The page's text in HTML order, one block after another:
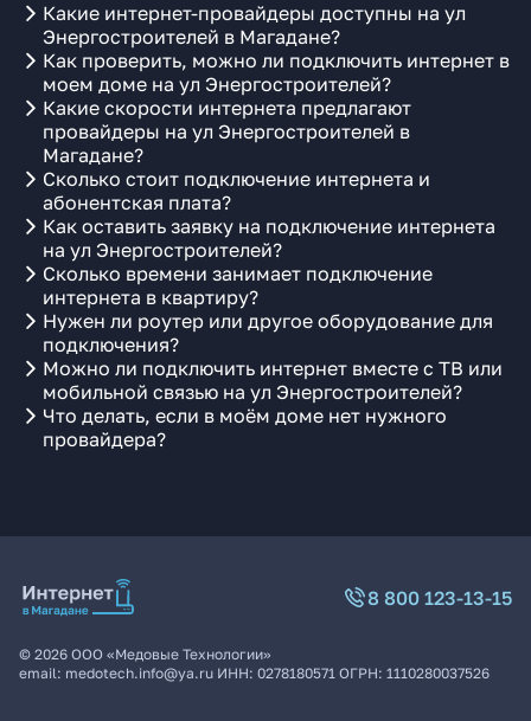
Какие интернет-провайдеры доступны на ул
Энергостроителей в Магадане?
Как проверить, можно ли подключить интернет в
моем доме на ул Энергостроителей?
Какие скорости интернета предлагают
провайдеры на ул Энергостроителей в
Магадане?
Сколько стоит подключение интернета и
абонентская плата?
Как оставить заявку на подключение интернета
на ул Энергостроителей?
Сколько времени занимает подключение
интернета в квартиру?
Нужен ли роутер или другое оборудование для
подключения?
Можно ли подключить интернет вместе с ТВ или
мобильной связью на ул Энергостроителей?
Что делать, если в моём доме нет нужного
провайдера?
8 800 123-13-15
© 2026 ООО «Медовые Технологии»
email: medotech.info@ya.ru ИНН: 0278180571 ОГРН: 1110280037526